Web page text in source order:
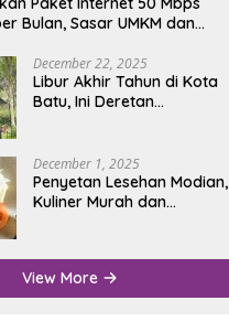
Bulan, Sasar UMKM dan
December 22, 2025
Libur Akhir Tahun di Kota
Batu, Ini Deretan
December 1, 2025
Penyetan Lesehan Modian,
Kuliner Murah dan
Nganjuk
View More